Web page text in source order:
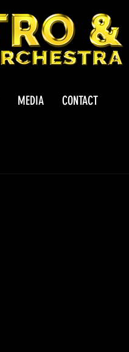
MEDIA CONTACT